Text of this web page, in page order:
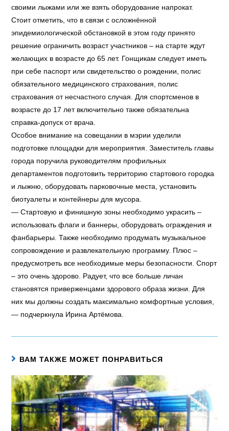
своими лыжами или же взять оборудование напрокат.
Стоит отметить, что в связи с осложнённой
эпидемиологической обстановкой в этом году принято
решение ограничить возраст участников – на старте ждут
желающих в возрасте до 65 лет. Гонщикам следует иметь
при себе паспорт или свидетельство о рождении, полис
обязательного медицинского страхования, полис
страхования от несчастного случая. Для спортсменов в
возрасте до 17 лет включительно также обязательна
справка-допуск от врача.
Особое внимание на совещании в мэрии уделили
подготовке площадки для мероприятия. Заместитель главы
города поручила руководителям профильных
департаментов подготовить территорию стартового городка
и лыжню, оборудовать парковочные места, установить
биотуалеты и контейнеры для мусора.
— Стартовую и финишную зоны необходимо украсить –
использовать флаги и баннеры, оборудовать ограждения и
фанбарьеры. Также необходимо продумать музыкальное
сопровождение и развлекательную программу. Плюс –
предусмотреть все необходимые меры безопасности. Спорт
– это очень здорово. Радует, что все больше личан
становятся приверженцами здорового образа жизни. Для
них мы должны создать максимально комфортные условия,
— подчеркнула Ирина Артёмова.
ВАМ ТАКЖЕ МОЖЕТ ПОНРАВИТЬСЯ